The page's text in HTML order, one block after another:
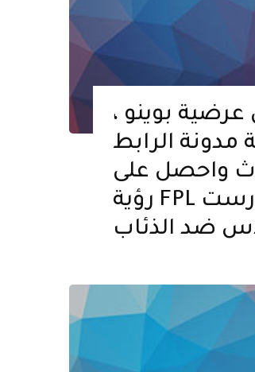
بوينو ،
مدونة الرابط
واحصل على
رؤية FPL من برايتون ضد نوت إم فورست
ضد الذئاب